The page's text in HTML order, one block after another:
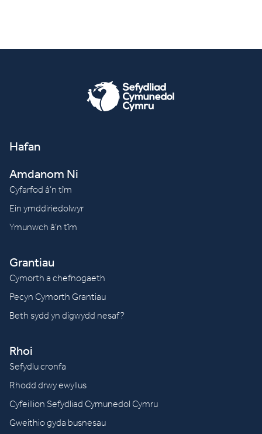
Hafan
Amdanom Ni
Cyfarfod â’n tîm
Ein ymddiriedolwyr
Ymunwch â’n tîm
Grantiau
Cymorth a chefnogaeth
Pecyn Cymorth Grantiau
Beth sydd yn digwydd nesaf?
Rhoi
Sefydlu cronfa
Rhodd drwy ewyllus
Cyfeillion Sefydliad Cymunedol Cymru
Gweithio gyda busnesau